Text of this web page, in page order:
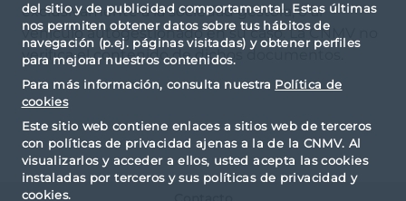
del sitio y de publicidad comportamental. Estas últimas
nos permiten obtener datos sobre tus hábitos de
navegación (p.ej. páginas visitadas) y obtener perfiles
para mejorar nuestros contenidos.
Para más información, consulta nuestra Política de
cookies
Este sitio web contiene enlaces a sitios web de terceros
con políticas de privacidad ajenas a la de la CNMV. Al
visualizarlos y acceder a ellos, usted acepta las cookies
instaladas por terceros y sus políticas de privacidad y
cookies.
exclusivamente a la sociedad gestora, o al
vehículo autogestionado en su caso. La CNMV no
verifica el contenido de dichos documentos.